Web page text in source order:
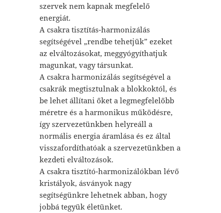
szervek nem kapnak megfelelő
energiát.
A csakra tisztítás-harmonizálás
segítségével „rendbe tehetjük” ezeket
az elváltozásokat, meggyógyíthatjuk
magunkat, vagy társunkat.
A csakra harmonizálás segítségével a
csakrák megtisztulnak a blokkoktól, és
be lehet állítani őket a legmegfelelőbb
méretre és a harmonikus működésre,
így szervezetünkben helyreáll a
normális energia áramlása és ez által
visszafordíthatóak a szervezetünkben a
kezdeti elváltozások.
A csakra tisztító-harmonizálókban lévő
kristályok, ásványok nagy
segítségünkre lehetnek abban, hogy
jobbá tegyük életünket.